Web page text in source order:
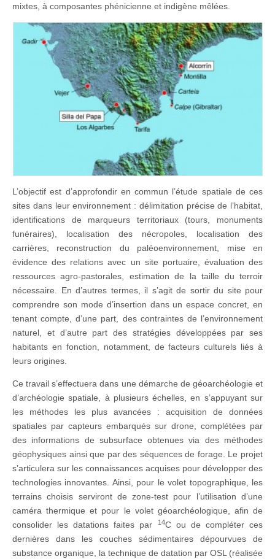
mixtes, à composantes phénicienne et indigène mêlées.
L’objectif est d’approfondir en commun l’étude spatiale de ces
sites dans leur environnement : délimitation précise de l’habitat,
identifications de marqueurs territoriaux (tours, monuments
funéraires), localisation des nécropoles, localisation des
carrières, reconstruction du paléoenvironnement, mise en
évidence des relations avec un site portuaire, évaluation des
ressources agro-pastorales, estimation de la taille du terroir
nécessaire. En d’autres termes, il s’agit de sortir du site pour
comprendre son mode d’insertion dans un espace concret, en
tenant compte, d’une part, des contraintes de l’environnement
naturel, et d’autre part des stratégies développées par ses
habitants en fonction, notamment, de facteurs culturels liés à
leurs origines.
Ce travail s’effectuera dans une démarche de géoarchéologie et
d’archéologie spatiale, à plusieurs échelles, en s’appuyant sur
les méthodes les plus avancées : acquisition de données
spatiales par capteurs embarqués sur drone, complétées par
des informations de subsurface obtenues via des méthodes
géophysiques ainsi que par des séquences de forage. Le projet
s’articulera sur les connaissances acquises pour développer des
technologies innovantes. Ainsi, pour le volet topographique, les
terrains choisis serviront de zone-test pour l’utilisation d’une
caméra thermique et pour le volet géoarchéologique, afin de
consolider les datations faites par
14C ou de compléter ces
dernières dans les couches sédimentaires dépourvues de
substance organique, la technique de datation par OSL (réalisée